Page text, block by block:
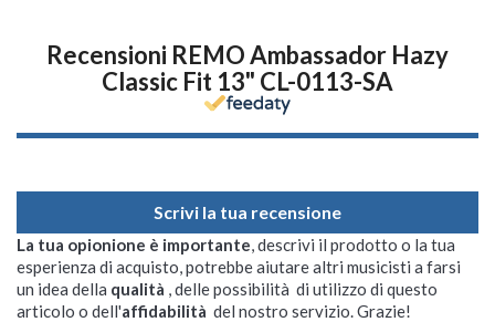
Recensioni REMO Ambassador Hazy
Classic Fit 13" CL-0113-SA
Scrivi la tua recensione
La tua opionione è importante, descrivi il prodotto o la tua
esperienza di acquisto, potrebbe aiutare altri musicisti a farsi
un idea della qualità , delle possibilità di utilizzo di questo
articolo o dell'affidabilità del nostro servizio. Grazie!